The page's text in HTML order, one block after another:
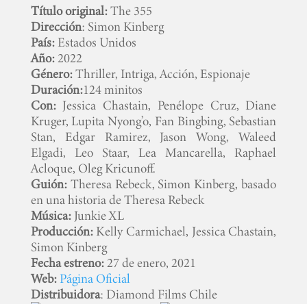
Título original:The 355
Dirección: Simon Kinberg
País:Estados Unidos
Año:2022
Género:Thriller, Intriga, Acción, Espionaje
Duración:124 minitos
Con:Jessica Chastain, Penélope Cruz, Diane
Kruger, Lupita Nyong’o, Fan Bingbing, Sebastian
Stan, Edgar Ramirez, Jason Wong, Waleed
Elgadi, Leo Staar, Lea Mancarella, Raphael
Acloque, Oleg Kricunoff.
Guión:Theresa Rebeck, Simon Kinberg, basado
en una historia de Theresa Rebeck
Música:Junkie XL
Producción:Kelly Carmichael, Jessica Chastain,
Simon Kinberg
Fecha estreno:27 de enero, 2021
Web:Página Oficial
Distribuidora: Diamond Films Chile